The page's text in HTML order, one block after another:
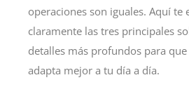
operaciones son iguales. Aquí te
claramente las tres principales
detalles más profundos para
adapta mejor a tu día a día.